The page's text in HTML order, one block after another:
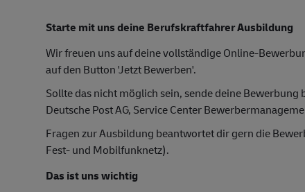
Starte mit uns deine Berufskraftfahrer Ausbildung
Wir freuen uns auf deine vollständige Online-
auf den Button 'Jetzt Bewerben'.
Sollte das nicht möglich sein, sende deine Bewerbung
Deutsche Post AG, Service Center
Fragen zur Ausbildung beantwortet dir gern die
Fest- und Mobilfunknetz).
Das ist uns wichtig